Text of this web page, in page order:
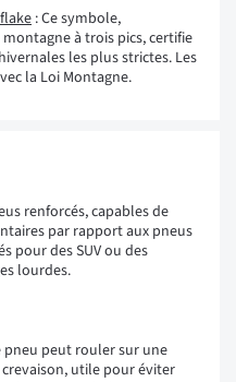
: Ce symbole,
à trois pics, certifie
les plus strictes. Les
la Loi Montagne.
renforcés, capables de
par rapport aux pneus
pour des SUV ou des
lourdes.
pneu peut rouler sur une
utile pour éviter